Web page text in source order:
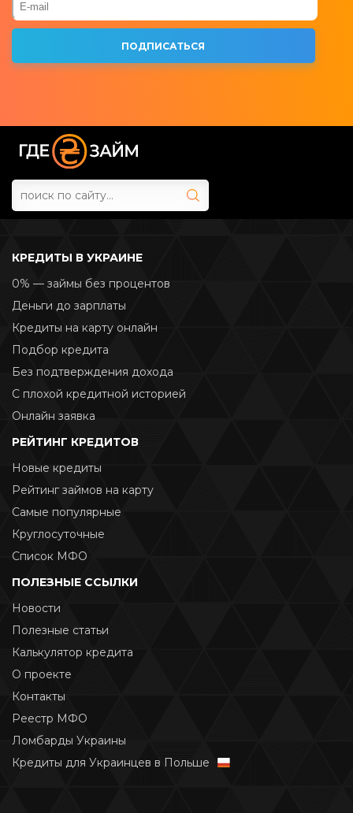
КРЕДИТЫ В УКРАИНЕ
0% — займы без процентов
Деньги до зарплаты
Кредиты на карту онлайн
Подбор кредита
Без подтверждения дохода
С плохой кредитной историей
Онлайн заявка
РЕЙТИНГ КРЕДИТОВ
Новые кредиты
Рейтинг займов на карту
Самые популярные
Круглосуточные
Список МФО
ПОЛЕЗНЫЕ ССЫЛКИ
Новости
Полезные статьи
Калькулятор кредита
О проекте
Контакты
Реестр МФО
Ломбарды Украины
Кредиты для Украинцев в Польше